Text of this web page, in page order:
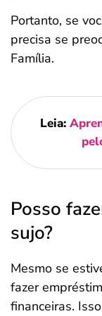
Portanto, se
precisa se
Família.
Leia:
Posso
sujo?
Mesmo se
fazer
financeiras.